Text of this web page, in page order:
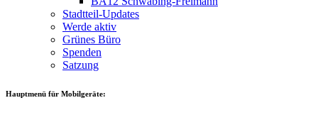
Stadtteil-Updates
Werde aktiv
Grünes Büro
Spenden
Satzung
Hauptmenü für Mobilgeräte: